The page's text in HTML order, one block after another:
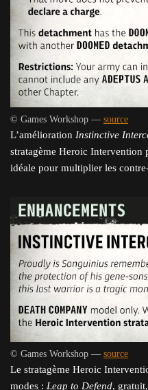
© Games Workshop — source
L’amélioration Instinctive
stratagème Heroic Intervention
idéale pour multiplier les
© Games Workshop — source
Le stratagème Heroic
modes : Leap to Defend,